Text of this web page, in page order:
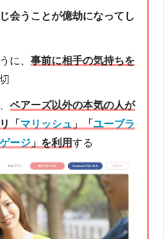
会うことが億劫になってし
に、 事前に相手の気持ちを
ペアーズ以外の本気の人が
「マリッシュ 」「ユーブラ
ージ」 を利用する